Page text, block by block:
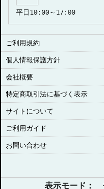
平日10:00～17:00
ご利用規約
個人情報保護方針
会社概要
特定商取引法に基づく表示
サイトについて
ご利用ガイド
お問い合わせ
表示モード